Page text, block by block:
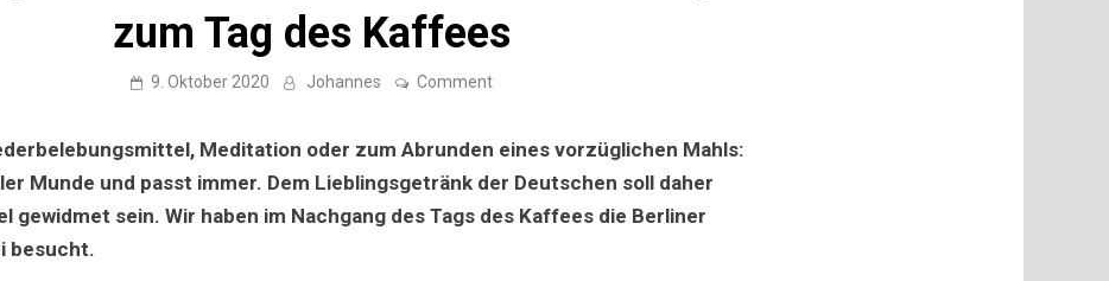
zum Tag des Kaffees
9. Oktober 2020 Johannes Commenton
Nachtrag
zum
Tag
des
Meditation oder zum Abrunden eines vorzüglichen Mahls:
Munde und passt immer. Dem Lieblingsgetränk der Deutschen soll daher
gewidmet sein. Wir haben im Nachgang des Tags des Kaffees die Berliner
besucht.